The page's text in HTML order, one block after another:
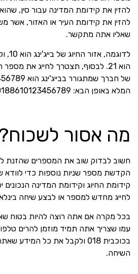
להזין את קידומת העיר או האזור, אשר
שאליו אתה מתקשר.
הוא 21. לבסוף, תצטרך לחייג את
המלא באופן הבא: 0188610123456789.
מה אסור
חשוב לבדוק שוב את המספרים שהזנת
הקדשת מספר שניות נוספות כדי
קידומת החיוג וקידומת המדינה
לחייג מחדש למספר או לבצע שיחה
בכל מקרה אם אתה רוצה להיות בטוח
עמו שצריך אתה תמיד מוזמן להרים
בכוכבית 018 ולקבל את כל
השיחה.